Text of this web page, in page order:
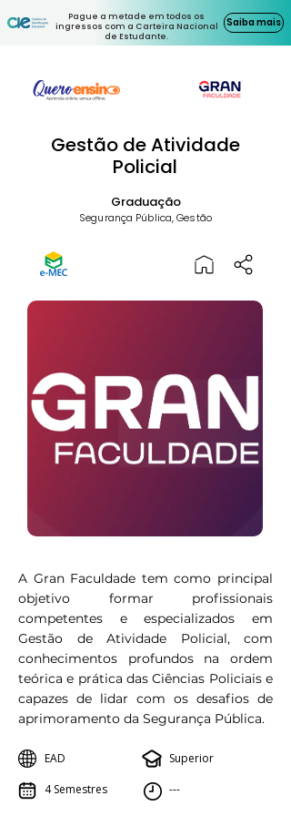
Pague a metade em todos os
ingressos com a Carteira Nacional
de Estudante.
Saiba mais
Gestão de Atividade
Policial
Graduação
Segurança Pública, Gestão
A Gran Faculdade tem como principal
objetivo formar profissionais
competentes e especializados em
Gestão de Atividade Policial, com
conhecimentos profundos na ordem
teórica e prática das Ciências Policiais e
capazes de lidar com os desafios de
aprimoramento da Segurança Pública.
EAD
4 Semestres
Superior
---